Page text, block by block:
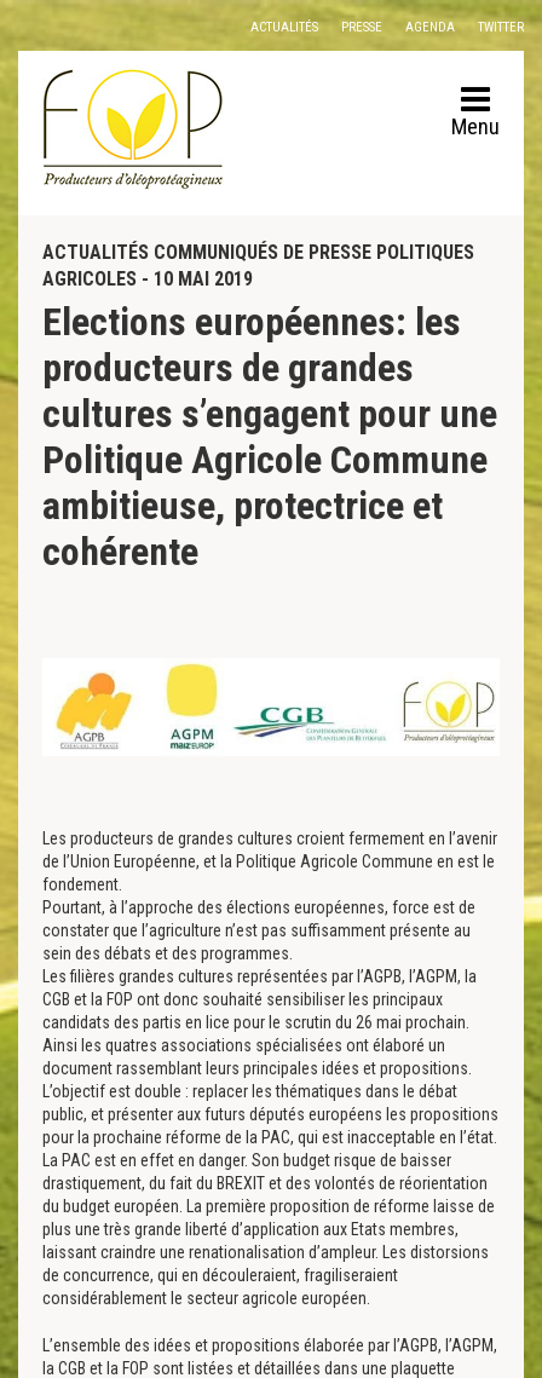
Panneau de gestion des cookies
ACTUALITÉS PRESSE AGENDA TWITTER
Menu
ACTUALITÉS COMMUNIQUÉS DE PRESSE POLITIQUES
AGRICOLES - 10 MAI 2019
Elections européennes: les
producteurs de grandes
cultures s’engagent pour une
Politique Agricole Commune
ambitieuse, protectrice et
cohérente
Les producteurs de grandes cultures croient fermement en l’avenir
de l’Union Européenne, et la Politique Agricole Commune en est le
fondement.
Pourtant, à l’approche des élections européennes, force est de
constater que l’agriculture n’est pas suffisamment présente au
sein des débats et des programmes.
Les filières grandes cultures représentées par l’AGPB, l’AGPM, la
CGB et la FOP ont donc souhaité sensibiliser les principaux
candidats des partis en lice pour le scrutin du 26 mai prochain.
Ainsi les quatres associations spécialisées ont élaboré un
document rassemblant leurs principales idées et propositions.
L’objectif est double : replacer les thématiques dans le débat
public, et présenter aux futurs députés européens les propositions
pour la prochaine réforme de la PAC, qui est inacceptable en l’état.
La PAC est en effet en danger. Son budget risque de baisser
drastiquement, du fait du BREXIT et des volontés de réorientation
du budget européen. La première proposition de réforme laisse de
plus une très grande liberté d’application aux Etats membres,
laissant craindre une renationalisation d’ampleur. Les distorsions
de concurrence, qui en découleraient, fragiliseraient
considérablement le secteur agricole européen.
L’ensemble des idées et propositions élaborée par l’AGPB, l’AGPM,
la CGB et la FOP sont listées et détaillées dans une plaquette